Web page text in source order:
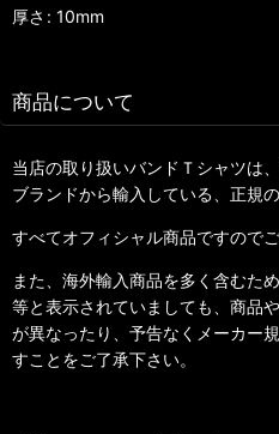
厚さ : 10mm
商品について
当店の取り扱いバンドＴシャツは
ブランドから輸入している、正規
すべてオフィシャル商品ですので
また、海外輸入商品を多く含むた
等と表示されていましても、商品
が異なったり、予告なくメーカー
すことをご了承下さい。